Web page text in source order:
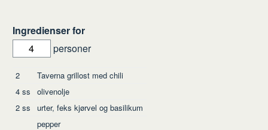
Ingredienser for
personer
Ingredienser
2
Taverna grillost med chili
4ss
olivenolje
2ss
urter, feks kjørvel og basilikum
pepper